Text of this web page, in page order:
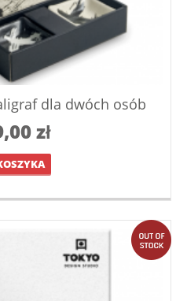
dla dwóch osób
zł